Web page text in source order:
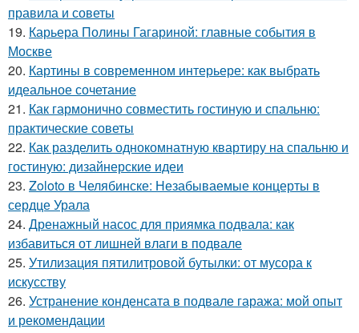
правила и советы
19. Карьера Полины Гагариной: главные события в
Москве
20. Картины в современном интерьере: как выбрать
идеальное сочетание
21. Как гармонично совместить гостиную и спальню:
практические советы
22. Как разделить однокомнатную квартиру на спальню и
гостиную: дизайнерские идеи
23. Zoloto в Челябинске: Незабываемые концерты в
сердце Урала
24. Дренажный насос для приямка подвала: как
избавиться от лишней влаги в подвале
25. Утилизация пятилитровой бутылки: от мусора к
искусству
26. Устранение конденсата в подвале гаража: мой опыт
и рекомендации